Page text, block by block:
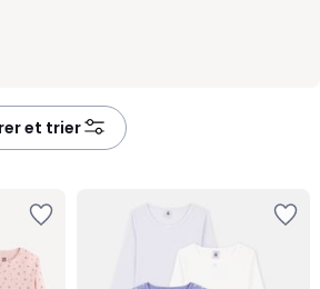
et trier